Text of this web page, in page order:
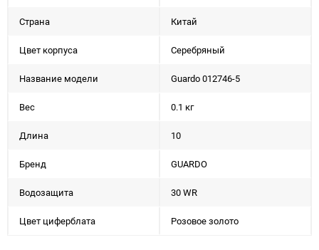
Страна Китай
Цвет корпуса Серебряный
Название модели Guardo 012746-5
Вес 0.1 кг
Длина 10
Бренд GUARDO
Водозащита 30 WR
Цвет циферблата Розовое золото